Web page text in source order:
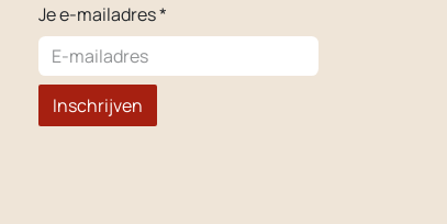
Je e-mailadres *
Inschrijven